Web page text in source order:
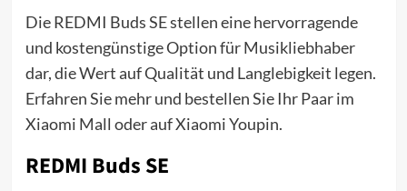
Die REDMI Buds SE stellen eine hervorragende
und kostengünstige Option für Musikliebhaber
dar, die Wert auf Qualität und Langlebigkeit legen.
Erfahren Sie mehr und bestellen Sie Ihr Paar im
Xiaomi Mall oder auf Xiaomi Youpin.
REDMI Buds SE